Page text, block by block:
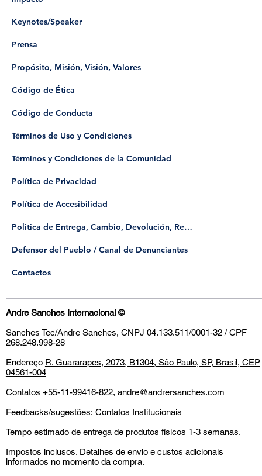
Keynotes/Speaker
Prensa
Propósito, Misión, Visión, Valores
Código de Ética
Código de Conducta
Términos de Uso y Condiciones
Términos y Condiciones de la Comunidad
Política de Privacidad
Política de Accesibilidad
Politica de Entrega, Cambio, Devolución, Reembolso
​Defensor del Pueblo / Canal de Denunciantes
Contactos
Andre Sanches Internacional©
Sanches Tec/Andre Sanches, CNPJ 04.133.511/0001-32 / CPF
268.248.998-28
Endereço R. Guararapes, 2073, B1304, São Paulo, SP, Brasil, CEP
04561-004
Contatos +55-11-99416-822, andre@andrersanches.com
Feedbacks/sugestões: Contatos Institucionais
Tempo estimado de entrega de produtos físicos 1-3 semanas.
Impostos inclusos. Detalhes de envio e custos adicionais
informados no momento da compra.